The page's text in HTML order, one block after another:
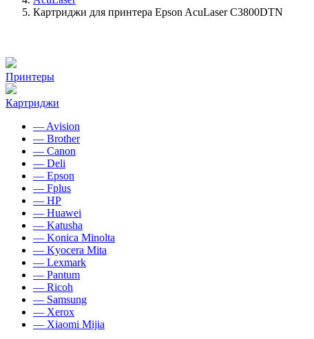
Картриджи для принтера Epson AcuLaser C3800DTN
Принтеры
Картриджи
— Avision
— Brother
— Canon
— Deli
— Epson
— Fplus
— HP
— Huawei
— Katusha
— Konica Minolta
— Kyocera Mita
— Lexmark
— Pantum
— Ricoh
— Samsung
— Xerox
— Xiaomi Mijia